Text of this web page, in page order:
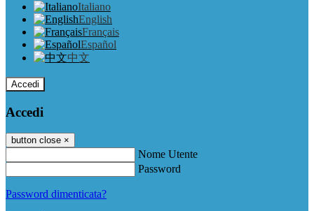
Italiano
English
Français
Español
中文
Accedi
Accedi
button close ×
Nome Utente
Password
Password dimenticata?